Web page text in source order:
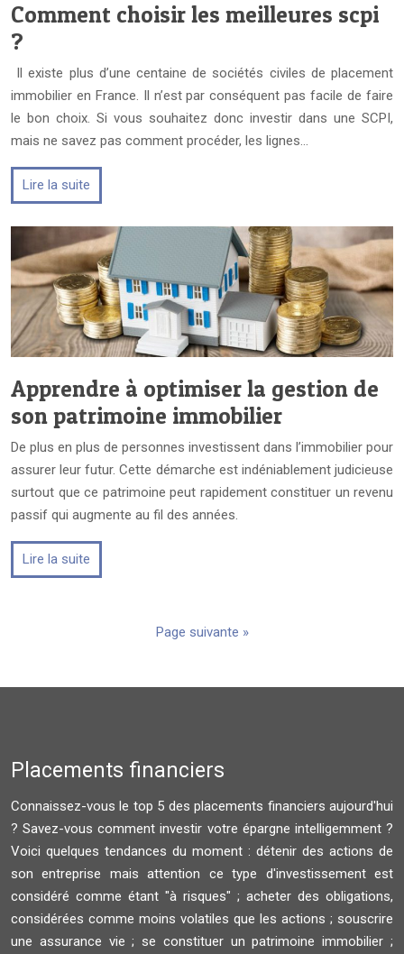
Comment choisir les meilleures scpi
?
Il existe plus d’une centaine de sociétés civiles de placement
immobilier en France. Il n’est par conséquent pas facile de faire
le bon choix. Si vous souhaitez donc investir dans une SCPI,
mais ne savez pas comment procéder, les lignes…
Lire la suite
Apprendre à optimiser la gestion de
son patrimoine immobilier
De plus en plus de personnes investissent dans l’immobilier pour
assurer leur futur. Cette démarche est indéniablement judicieuse
surtout que ce patrimoine peut rapidement constituer un revenu
passif qui augmente au fil des années.
Lire la suite
Page suivante »
Placements financiers
Connaissez-vous le top 5 des placements financiers aujourd'hui
? Savez-vous comment investir votre épargne intelligemment ?
Voici quelques tendances du moment : détenir des actions de
son entreprise mais attention ce type d'investissement est
considéré comme étant "à risques" ; acheter des obligations,
considérées comme moins volatiles que les actions ; souscrire
une assurance vie ; se constituer un patrimoine immobilier ;